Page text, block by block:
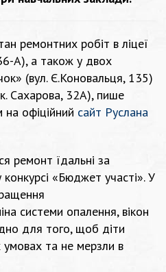
ремонтних робіт в ліцеї
А), а також у двох
(вул. Є.Коновальця, 135)
Сахарова, 32А), пише
офіційний сайт Руслана
ремонт їдальні за
«Бюджет участі». У
системи опалення, вікон
для того, щоб діти
та не мерзли в